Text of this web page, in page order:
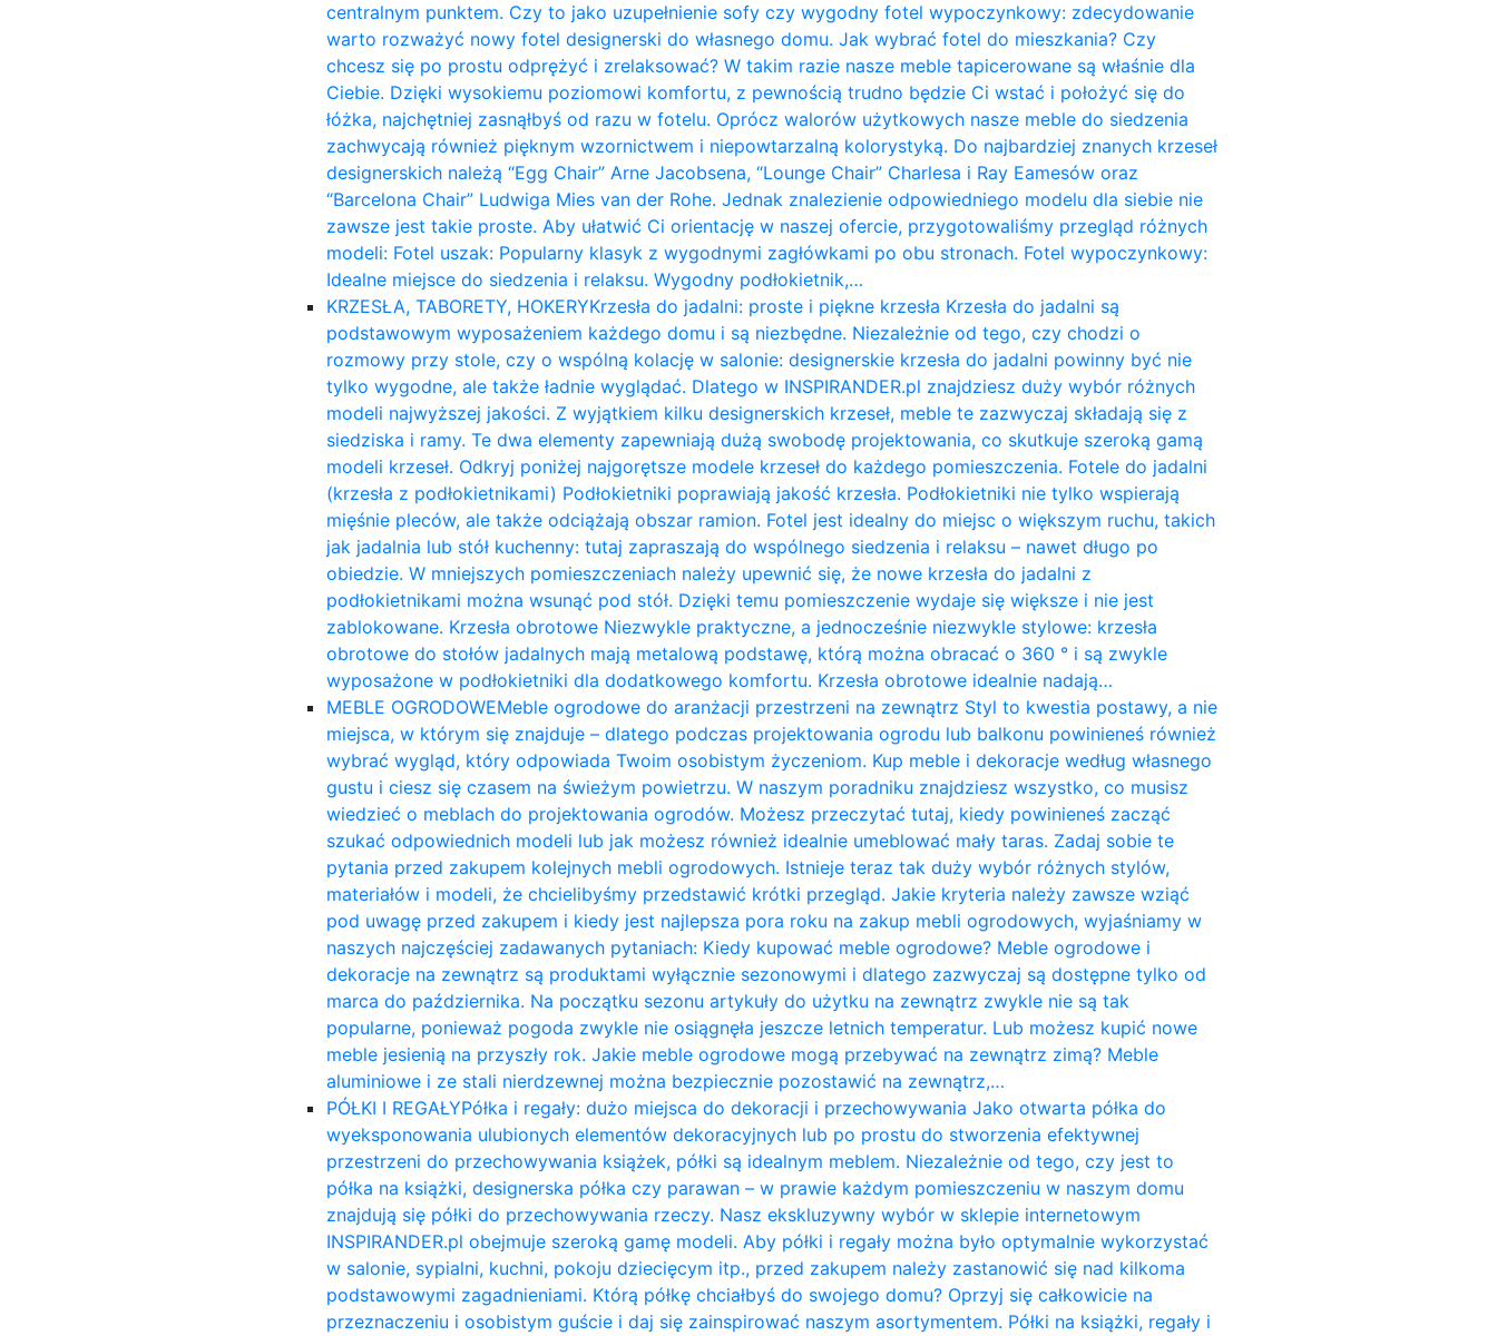
centralnym punktem. Czy to jako uzupełnienie sofy czy wygodny fotel wypoczynkowy: zdecydowanie
warto rozważyć nowy fotel designerski do własnego domu. Jak wybrać fotel do mieszkania? Czy
chcesz się po prostu odprężyć i zrelaksować? W takim razie nasze meble tapicerowane są właśnie dla
Ciebie. Dzięki wysokiemu poziomowi komfortu, z pewnością trudno będzie Ci wstać i położyć się do
łóżka, najchętniej zasnąłbyś od razu w fotelu. Oprócz walorów użytkowych nasze meble do siedzenia
zachwycają również pięknym wzornictwem i niepowtarzalną kolorystyką. Do najbardziej znanych krzeseł
designerskich należą “Egg Chair” Arne Jacobsena, “Lounge Chair” Charlesa i Ray Eamesów oraz
“Barcelona Chair” Ludwiga Mies van der Rohe. Jednak znalezienie odpowiedniego modelu dla siebie nie
zawsze jest takie proste. Aby ułatwić Ci orientację w naszej ofercie, przygotowaliśmy przegląd różnych
modeli: Fotel uszak: Popularny klasyk z wygodnymi zagłówkami po obu stronach. Fotel wypoczynkowy:
Idealne miejsce do siedzenia i relaksu. Wygodny podłokietnik,…
KRZESŁA, TABORETY, HOKERYKrzesła do jadalni: proste i piękne krzesła Krzesła do jadalni są
podstawowym wyposażeniem każdego domu i są niezbędne. Niezależnie od tego, czy chodzi o
rozmowy przy stole, czy o wspólną kolację w salonie: designerskie krzesła do jadalni powinny być nie
tylko wygodne, ale także ładnie wyglądać. Dlatego w INSPIRANDER.pl znajdziesz duży wybór różnych
modeli najwyższej jakości. Z wyjątkiem kilku designerskich krzeseł, meble te zazwyczaj składają się z
siedziska i ramy. Te dwa elementy zapewniają dużą swobodę projektowania, co skutkuje szeroką gamą
modeli krzeseł. Odkryj poniżej najgorętsze modele krzeseł do każdego pomieszczenia. Fotele do jadalni
(krzesła z podłokietnikami) Podłokietniki poprawiają jakość krzesła. Podłokietniki nie tylko wspierają
mięśnie pleców, ale także odciążają obszar ramion. ​Fotel jest idealny do miejsc o większym ruchu, takich
jak jadalnia lub stół kuchenny: tutaj zapraszają do wspólnego siedzenia i relaksu – nawet długo po
obiedzie. W mniejszych pomieszczeniach należy upewnić się, że nowe krzesła do jadalni z
podłokietnikami można wsunąć pod stół. Dzięki temu pomieszczenie wydaje się większe i nie jest
zablokowane. Krzesła obrotowe Niezwykle praktyczne, a jednocześnie niezwykle stylowe: krzesła
obrotowe do stołów jadalnych mają metalową podstawę, którą można obracać o 360 ° i są zwykle
wyposażone w podłokietniki dla dodatkowego komfortu. Krzesła obrotowe idealnie nadają…
MEBLE OGRODOWEMeble ogrodowe do aranżacji przestrzeni na zewnątrz Styl to kwestia postawy, a nie
miejsca, w którym się znajduje – dlatego podczas projektowania ogrodu lub balkonu powinieneś również
wybrać wygląd, który odpowiada Twoim osobistym życzeniom. Kup meble i dekoracje według własnego
gustu i ciesz się czasem na świeżym powietrzu. W naszym poradniku znajdziesz wszystko, co musisz
wiedzieć o meblach do projektowania ogrodów. Możesz przeczytać tutaj, kiedy powinieneś zacząć
szukać odpowiednich modeli lub jak możesz również idealnie umeblować mały taras. Zadaj sobie te
pytania przed zakupem kolejnych mebli ogrodowych. Istnieje teraz tak duży wybór różnych stylów,
materiałów i modeli, że chcielibyśmy przedstawić krótki przegląd. Jakie kryteria należy zawsze wziąć
pod uwagę przed zakupem i kiedy jest najlepsza pora roku na zakup mebli ogrodowych, wyjaśniamy w
naszych najczęściej zadawanych pytaniach: Kiedy kupować meble ogrodowe? Meble ogrodowe i
dekoracje na zewnątrz są produktami wyłącznie sezonowymi i dlatego zazwyczaj są dostępne tylko od
marca do października. Na początku sezonu artykuły do ​​użytku na zewnątrz zwykle nie są tak
popularne, ponieważ pogoda zwykle nie osiągnęła jeszcze letnich temperatur. Lub możesz kupić nowe
meble jesienią na przyszły rok. Jakie meble ogrodowe mogą przebywać na zewnątrz zimą? Meble
aluminiowe i ze stali nierdzewnej można bezpiecznie pozostawić na zewnątrz,…
PÓŁKI I REGAŁYPółka i regały: dużo miejsca do dekoracji i przechowywania Jako otwarta półka do
wyeksponowania ulubionych elementów dekoracyjnych lub po prostu do stworzenia efektywnej
przestrzeni do przechowywania książek, półki są idealnym meblem. Niezależnie od tego, czy jest to
półka na książki, designerska półka czy parawan – w prawie każdym pomieszczeniu w naszym domu
znajdują się półki do przechowywania rzeczy. Nasz ekskluzywny wybór w sklepie internetowym
INSPIRANDER.pl obejmuje szeroką gamę modeli. Aby półki i regały można było optymalnie wykorzystać
w salonie, sypialni, kuchni, pokoju dziecięcym itp., przed zakupem należy zastanowić się nad kilkoma
podstawowymi zagadnieniami. Którą półkę chciałbyś do swojego domu? Oprzyj się całkowicie na
przeznaczeniu i osobistym guście i daj się zainspirować naszym asortymentem. Półki na książki, regały i